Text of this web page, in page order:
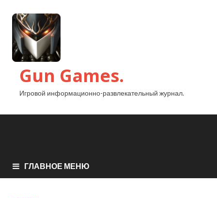
Gun Games.
Игровой информационно-развлекательный журнал.
ГЛАВНОЕ МЕНЮ